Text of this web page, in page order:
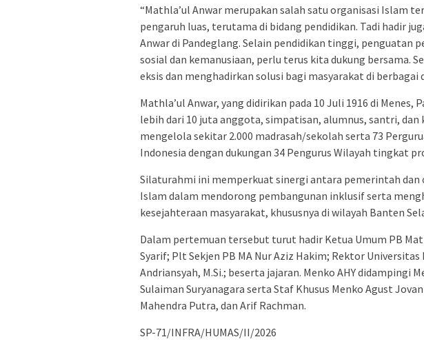
“Mathla’ul Anwar merupakan salah satu organisasi Islam
pengaruh luas, terutama di bidang pendidikan. Tadi hadir
Anwar di Pandeglang. Selain pendidikan tinggi, penguatan
sosial dan kemanusiaan, perlu terus kita dukung bersama.
eksis dan menghadirkan solusi bagi masyarakat di berbagai
Mathla’ul Anwar, yang didirikan pada 10 Juli 1916 di
lebih dari 10 juta anggota, simpatisan, alumnus, santri, dan
mengelola sekitar 2.000 madrasah/sekolah serta 73
Indonesia dengan dukungan 34 Pengurus Wilayah tingkat
Silaturahmi ini memperkuat sinergi antara pemerintah dan
Islam dalam mendorong pembangunan inklusif serta
kesejahteraan masyarakat, khususnya di wilayah Banten
Dalam pertemuan tersebut turut hadir Ketua Umum PB
Syarif; Plt Sekjen PB MA Nur Aziz Hakim; Rektor Universitas
Andriansyah, M.Si.; beserta jajaran. Menko AHY didampingi
Sulaiman Suryanagara serta Staf Khusus Menko Agust
Mahendra Putra, dan Arif Rachman.
SP-71/INFRA/HUMAS/II/2026